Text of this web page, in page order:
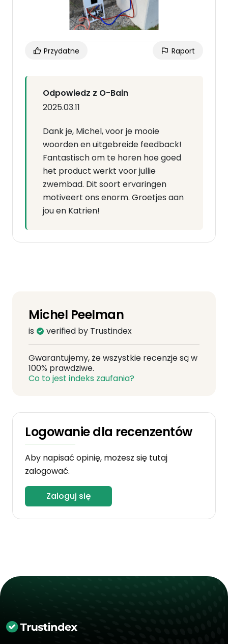
Przydatne Raport
Odpowiedz z O-Bain
2025.03.11
Dank je, Michel, voor je mooie
woorden en uitgebreide feedback!
Fantastisch om te horen hoe goed
het product werkt voor jullie
zwembad. Dit soort ervaringen
motiveert ons enorm. Groetjes aan
jou en Katrien!
Michel Peelman
is verified by Trustindex
Gwarantujemy, że wszystkie recenzje są w
100% prawdziwe.
Co to jest indeks zaufania?
Logowanie dla recenzentów
Aby napisać opinię, możesz się tutaj
zalogować.
Zaloguj się